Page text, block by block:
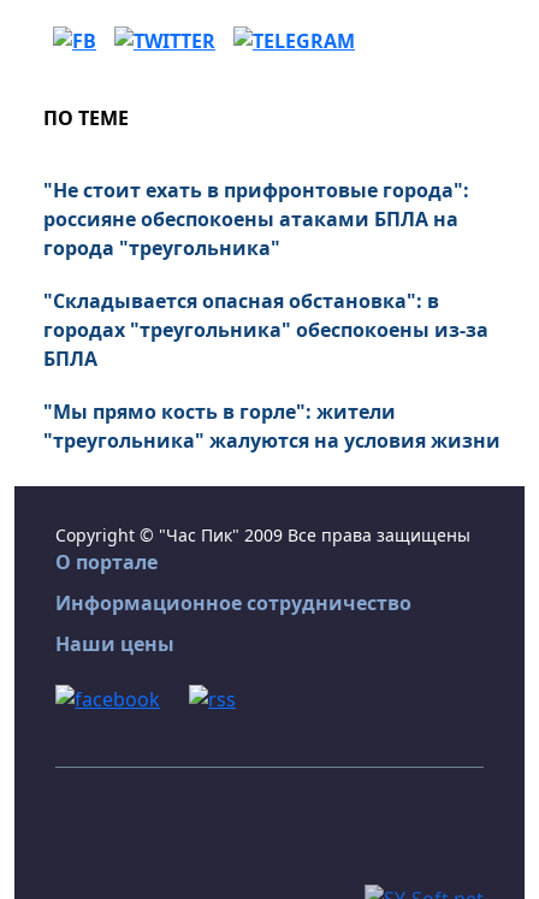
ПО ТЕМЕ
"Не стоит ехать в прифронтовые города":
россияне обеспокоены атаками БПЛА на
города "треугольника"
"Складывается опасная обстановка": в
городах "треугольника" обеспокоены из-за
БПЛА
"Мы прямо кость в горле": жители
"треугольника" жалуются на условия жизни
Copyright © "Час Пик" 2009 Все права защищены
О портале
Информационное сотрудничество
Наши цены